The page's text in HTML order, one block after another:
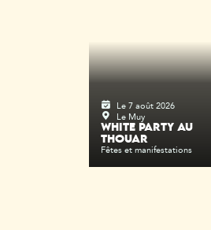
Le 7 août 2026
Le Muy
WHITE PARTY AU
THOUAR
Fêtes et manifestations